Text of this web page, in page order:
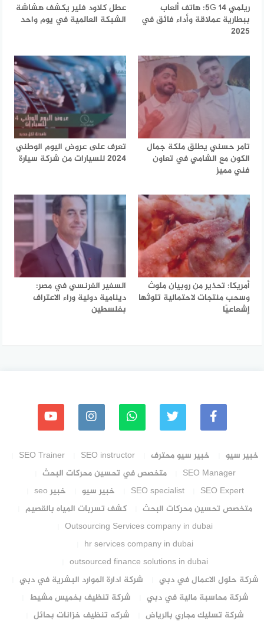
ريلمي 14 5G: هاتف ألعاب
ببطارية عملاقة وأداء فائق في
2025
عطل كلاود فلير يكشف هشاشة
الشبكة العالمية في يوم واحد
تامر حسني يطلق ملكة جمال
الكون مع الشامي في تعاون
فني مميز
تعرف على عروض اليوم الوطني
2024 للسيارات من شركة سيارة
أمريكا: تحذير من روبيان ملوث
وسحب منتجات لاحتمالية تلوثها
إشعاعيًا
السفير الفرنسي في مصر:
دينامية دولية وراء الاعتراف
بفلسطين
خبير سيو خبير سيو محترف SEO instructor
SEO Trainer
SEO Manager
متخصص في تحسين محركات البحث
SEO Expert
SEO specialist خبير سيو
خبير seo
متخصص تحسين محركات البحث
كشف تسربات المياه بالقصيم
Outsourcing Services company in dubai
hr services company in dubai
outsourced finance solutions in dubai
شركة حلول الاعمال في دبي
شركة ادارة الموارد البشرية في دبي
شركة محاسبة مالية في دبي
شركة تنظيف بخميس مشيط
شركة تسليك مجاري بالرياض
شركه تنظيف خزانات بحائل